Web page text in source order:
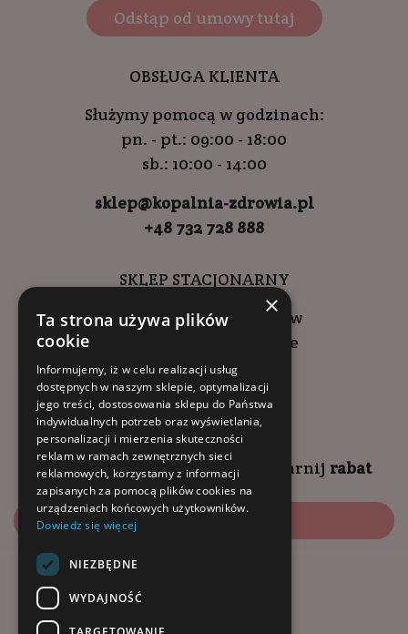
Odstąp od umowy tutaj
OBSŁUGA KLIENTA
Służymy pomocą w godzinach:
pn. - pt.: 09:00 - 18:00
sb.: 10:00 - 14:00
sklep@kopalnia-zdrowia.pl
+48 732 728 888
SKLEP STACJONARNY
ul. Wadowicka 6, Kraków
Kompleks Buma Square
godziny otwarcia:
9:00 - 18:00 (pon-pt)
10:00 - 14:00 (sob)
Zapisz się naNEWSLETTER zgarnij rabat
Zapisz się
×
Ta strona używa plików
cookie
Informujemy, iż w celu realizacji usług
dostępnych w naszym sklepie, optymalizacji
jego treści, dostosowania sklepu do Państwa
indywidualnych potrzeb oraz wyświetlania,
personalizacji i mierzenia skuteczności
reklam w ramach zewnętrznych sieci
reklamowych, korzystamy z informacji
zapisanych za pomocą plików cookies na
urządzeniach końcowych użytkowników.
Dowiedz się więcej
NIEZBĘDNE
WYDAJNOŚĆ